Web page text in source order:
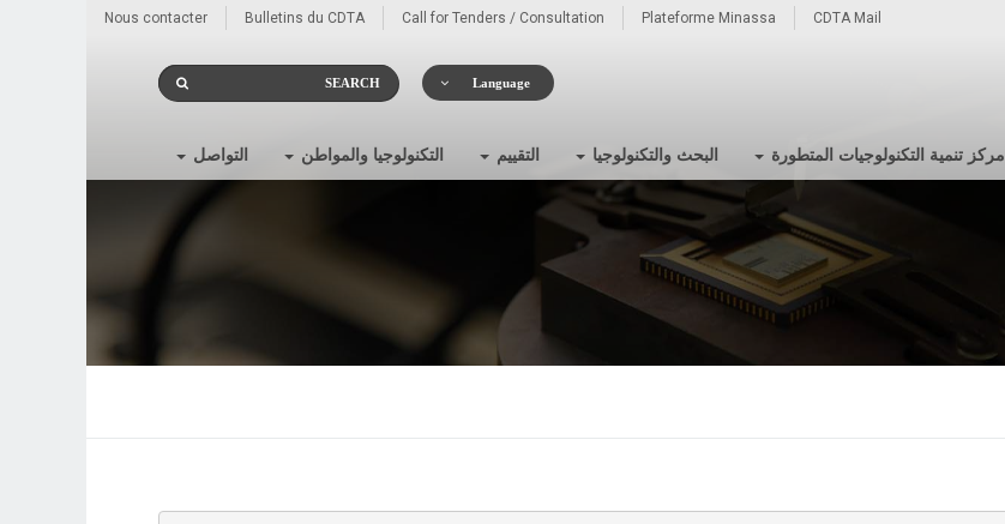
Nous contacter Bulletins du CDTA Call for Tenders / Consultation Plateforme Minassa CDTA Mail
Language
مركز تنمية التكنولوجيات المتطورة البحث والتكنولوجيا التقييم التكنولوجيا والمواطن التواصل